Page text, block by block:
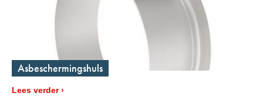
Asbeschermingshuls
Lees verder